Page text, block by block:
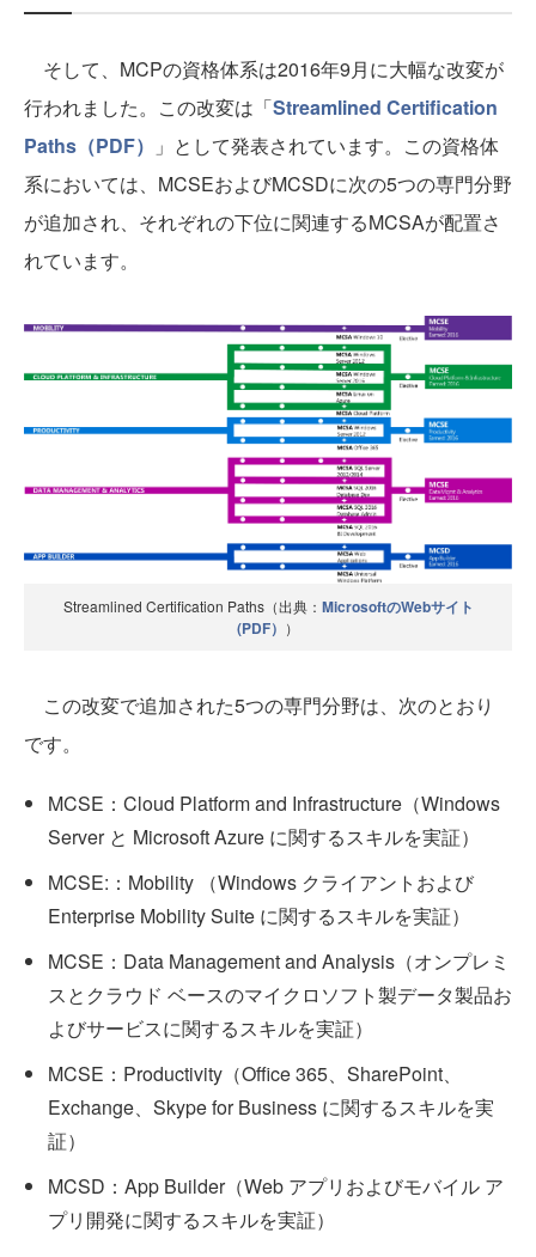
そして、MCPの資格体系は2016年9月に大幅な改変が
行われました。この改変は「Streamlined Certification
Paths（PDF）
」として発表されています。この資格体
系においては、MCSEおよびMCSDに次の5つの専門分野
が追加され、それぞれの下位に関連するMCSAが配置さ
れています。
Streamlined Certification Paths（出典： MicrosoftのWebサイト
(PDF） ）
この改変で追加された5つの専門分野は、次のとおり
です。
MCSE：Cloud Platform and Infrastructure（Windows
Server と Microsoft Azure に関するスキルを実証）
MCSE:：Mobility （Windows クライアントおよび
Enterprise Mobility Suite に関するスキルを実証）
MCSE：Data Management and Analysis（オンプレミ
スとクラウド ベースのマイクロソフト製データ製品お
よびサービスに関するスキルを実証）
MCSE：Productivity（Office 365、SharePoint、
Exchange、Skype for Business に関するスキルを実
証）
MCSD：App Builder（Web アプリおよびモバイル ア
プリ開発に関するスキルを実証）